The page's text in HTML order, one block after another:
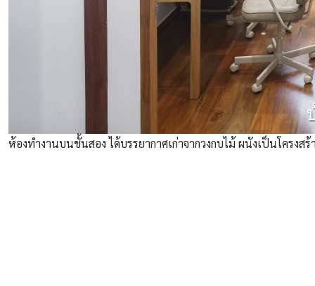
ห้องทำงานบนชั้นสอง ได้บรรยากาศเก่าจากวงกบไม้ ผนังเป็นโครง